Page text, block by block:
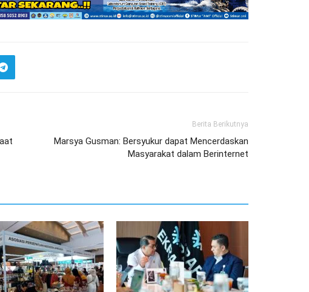
Berita Berikutnya
Marsya Gusman: Bersyukur dapat Mencerdaskan
Masyarakat dalam Berinternet